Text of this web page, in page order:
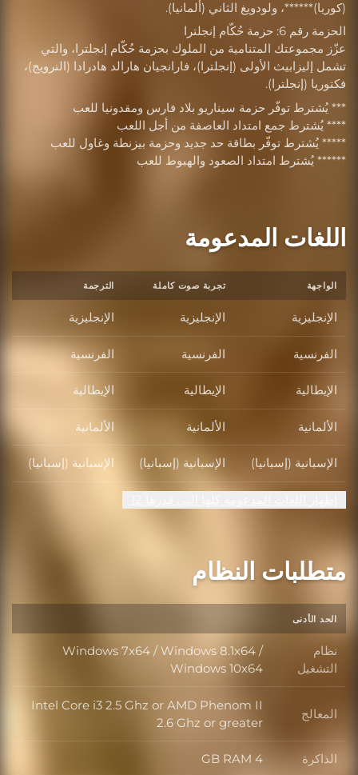
(كوريا)******، ولودويغ الثاني (ألمانيا).
الحزمة رقم 6: حزمة حُكّام إنجلترا
عزّز مجموعتك المتنامية من الملوك بحزمة حُكّام إنجلترا، والتي
تشمل إليزابيث الأولى (إنجلترا)، فارانجيان هارالد هادرادا (النرويج)،
فكتوريا (إنجلترا).
*** يُشترط توفّر حزمة سيناريو بلاد فارس ومقدونيا للعب
**** يُشترط جمع امتداد العاصفة من أجل اللعب
***** يُشترط توفّر بطاقة حد جديد وحزمة بيزنطة وغاول للعب
****** يُشترط امتداد الصعود والهبوط للعب
اللغات المدعومة
الواجهة تجربة صوت كاملة الترجمة
الإنجليزية الإنجليزية الإنجليزية
الفرنسية الفرنسية الفرنسية
الإيطالية الإيطالية الإيطالية
الألمانية الألمانية الألمانية
الإسبانية (إسبانيا) الإسبانية (إسبانيا) الإسبانية (إسبانيا)
متطلبات النظام
الحد الأدنى
نظام
التشغيل
نظام التشغيل
Windows 7x64 / Windows 8.1x64 /
Windows 10x64
المعالج المعالج
Intel Core i3 2.5 Ghz or AMD Phenom II
2.6 Ghz or greater
الذاكرة الذاكرة
4 GB RAM